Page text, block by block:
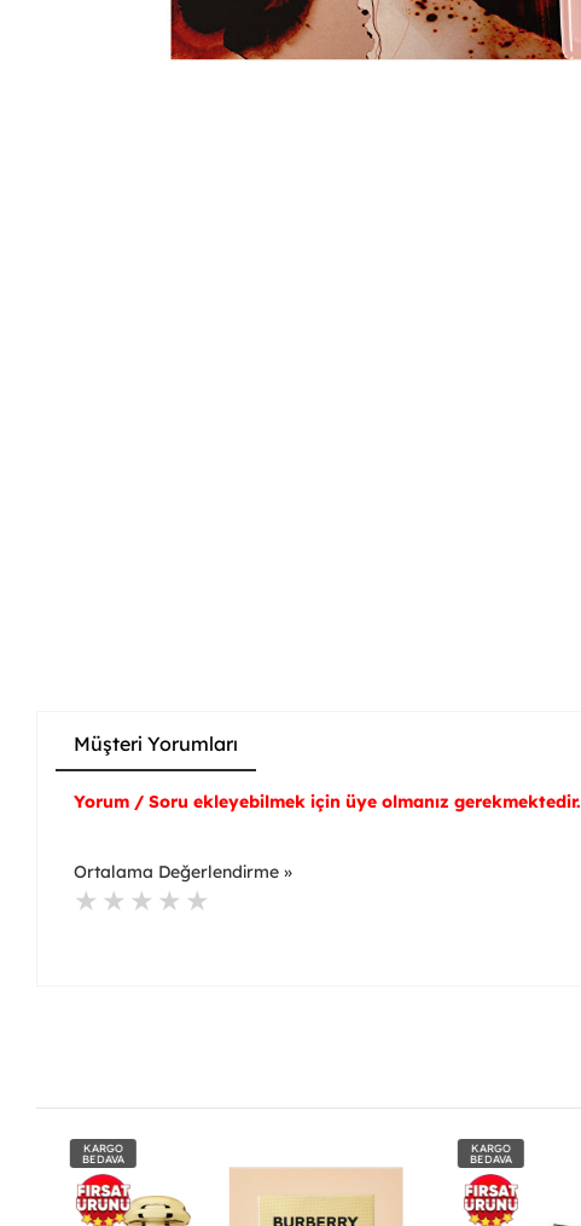
Müşteri Yorumları
Yorum / Soru ekleyebilmek için üye olmanız gerekmektedir.
Ortalama Değerlendirme »
KARGO
BEDAVA
KARGO
BEDAVA